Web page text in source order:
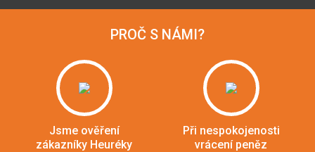
PROČ S NÁMI?
Jsme ověření
zákazníky Heuréky
Při nespokojenosti
vrácení peněz